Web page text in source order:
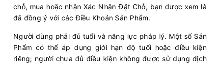
chỗ, mua hoặc nhận Xác Nhận Đặt Chỗ, bạn được xem là
đã đồng ý với các Điều Khoản Sản Phẩm.
Người dùng phải đủ tuổi và năng lực pháp lý. Một số Sản
Phẩm có thể áp dụng giới hạn độ tuổi hoặc điều kiện
riêng; người chưa đủ điều kiện không được sử dụng dịch